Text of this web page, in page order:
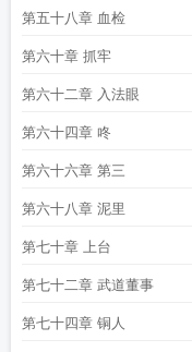
第五十八章 血检
第六十章 抓牢
第六十二章 入法眼
第六十四章 咚
第六十六章 第三
第六十八章 泥里
第七十章 上台
第七十二章 武道董事
第七十四章 铜人